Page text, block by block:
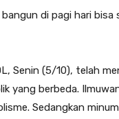
di pagi hari bisa
Senin (5/10), telah
yang berbeda.
Sedangkan